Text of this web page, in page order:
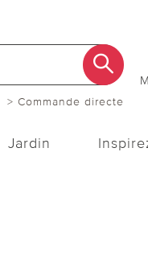
> Commande directe
Jardin